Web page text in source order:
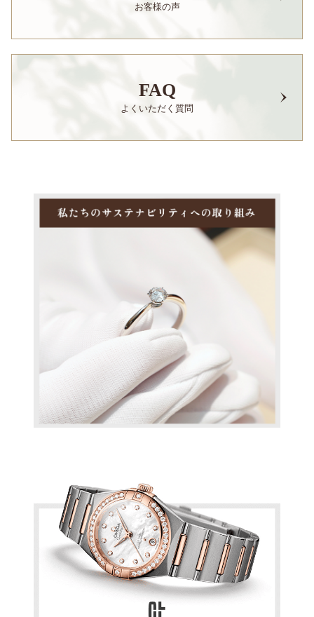
お客様の声
FAQ
よくいただく質問